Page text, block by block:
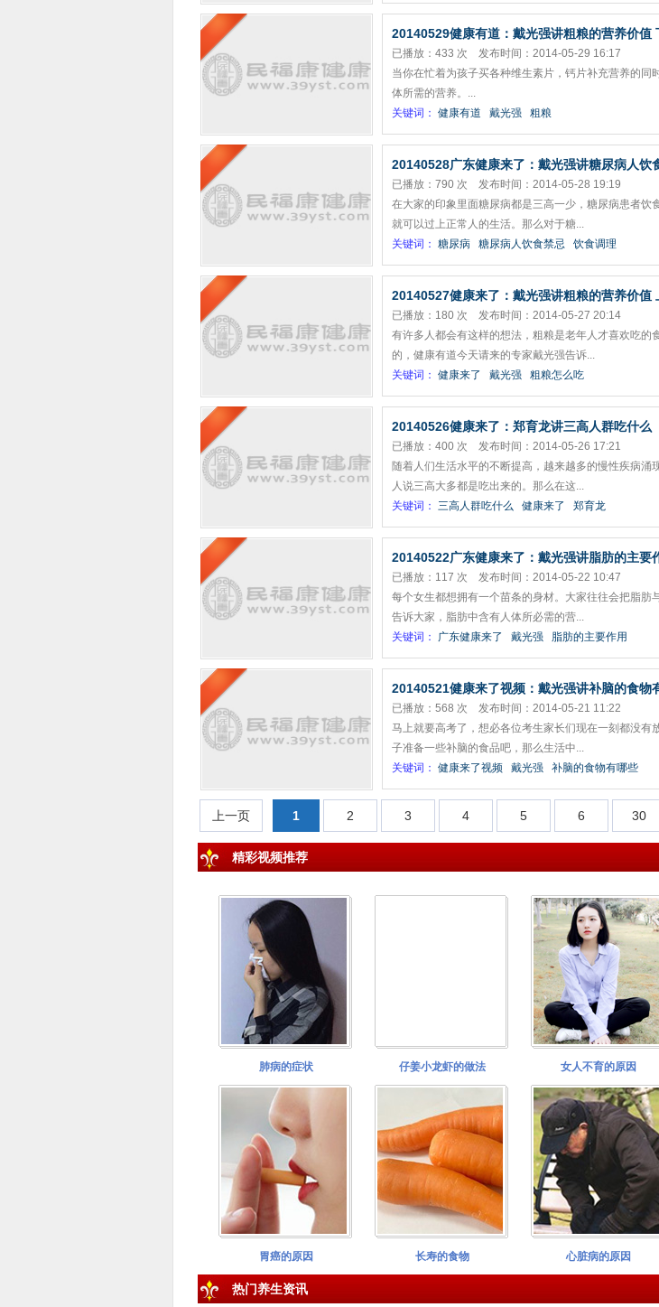
20140529健康有道：戴光强讲粗粮的营养价值
已播放：433 次 发布时间：2014-05-29 16:17
当你在忙着为孩子买各种维生素片，钙片补充营养的
体所需的营养。...
关键词： 健康有道 戴光强 粗粮
20140528广东健康来了：戴光强讲糖尿病人饮
已播放：790 次 发布时间：2014-05-28 19:19
在大家的印象里面糖尿病都是三高一少，糖尿病患者饮
就可以过上正常人的生活。那么对于糖...
关键词： 糖尿病 糖尿病人饮食禁忌 饮食调理
20140527健康来了：戴光强讲粗粮的营养价值
已播放：180 次 发布时间：2014-05-27 20:14
有许多人都会有这样的想法，粗粮是老年人才喜欢吃
的，健康有道今天请来的专家戴光强告诉...
关键词： 健康来了 戴光强 粗粮怎么吃
20140526健康来了：郑育龙讲三高人群吃什么
已播放：400 次 发布时间：2014-05-26 17:21
随着人们生活水平的不断提高，越来越多的慢性疾病
人说三高大多都是吃出来的。那么在这...
关键词： 三高人群吃什么 健康来了 郑育龙
20140522广东健康来了：戴光强讲脂肪的主要
已播放：117 次 发布时间：2014-05-22 10:47
每个女生都想拥有一个苗条的身材。大家往往会把脂
告诉大家，脂肪中含有人体所必需的营...
关键词： 广东健康来了 戴光强 脂肪的主要作用
20140521健康来了视频：戴光强讲补脑的食物
已播放：568 次 发布时间：2014-05-21 11:22
马上就要高考了，想必各位考生家长们现在一刻都没
子准备一些补脑的食品吧，那么生活中...
关键词： 健康来了视频 戴光强 补脑的食物有哪些
上一页 1 2 3 4 5 6 30
精彩视频推荐
肺病的症状 仔姜小龙虾的做法 女人不育的原因
胃癌的原因 长寿的食物 心脏病的原因
热门养生资讯